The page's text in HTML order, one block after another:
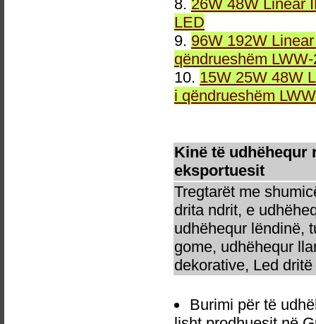
8. 26W 48W Linear
LED
9. 96W 192W
qëndrueshëm
10. 15W 25W 48W
i qëndrueshëm
Kinë të udhëhequr
eksportuesit
Tregtarët me
drita ndrit, e
udhëhequr lëndinë,
gome, udhëhequr
dekorative, Led
Burimi për të